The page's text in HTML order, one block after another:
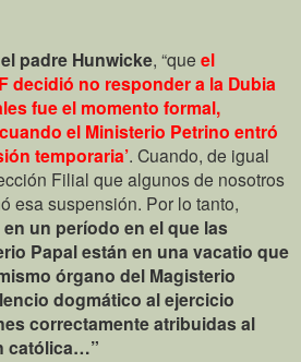
padre Hunwicke, “que el
decidió no responder a la Dubia
fue el momento formal,
el Ministerio Petrino entró
temporaria’. Cuando, de igual
Filial que algunos de nosotros
esa suspensión. Por lo tanto,
un período en el que las
Papal están en una vacatio que
órgano del Magisterio
dogmático al ejercicio
correctamente atribuidas al
católica…”